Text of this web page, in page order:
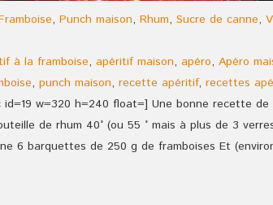
, Punch maison, Rhum, Sucre de canne,
à la framboise, apéritif maison, apéro, Apéro
, punch maison, recette apéritif, recettes
id=19 w=320 h=240 float=] Une bonne recette
de rhum 40° (ou 55 ° mais à plus de 3
6 barquettes de 250 g de framboises Et